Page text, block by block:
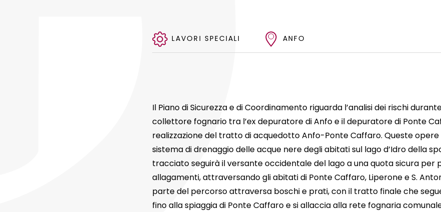
LAVORI SPECIALI ANFO
Il Piano di Sicurezza e di Coordinamento riguarda l’analisi dei rischi
collettore fognario tra l’ex depuratore di Anfo e il depuratore di Ponte
realizzazione del tratto di acquedotto Anfo-Ponte Caffaro. Queste
sistema di drenaggio delle acque nere degli abitati sul lago d’Idro della
tracciato seguirà il versante occidentale del lago a una quota sicura per
allagamenti, attraversando gli abitati di Ponte Caffaro, Liperone e S.
parte del percorso attraversa boschi e prati, con il tratto finale che
fino alla spiaggia di Ponte Caffaro e si allaccia alla rete fognaria